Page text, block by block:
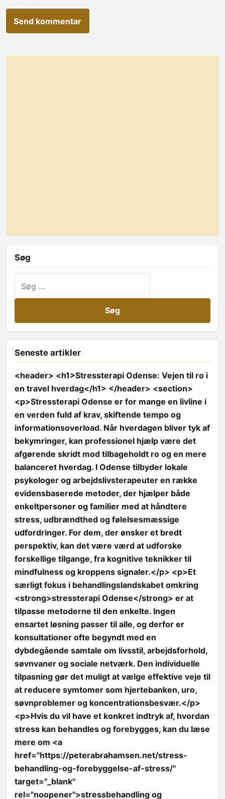
Søg
Seneste artikler
<header> <h1>Stressterapi Odense: Vejen til ro i
en travel hverdag</h1> </header> <section>
<p>Stressterapi Odense er for mange en livline i
en verden fuld af krav, skiftende tempo og
informationsoverload. Når hverdagen bliver tyk af
bekymringer, kan professionel hjælp være det
afgørende skridt mod tilbageholdt ro og en mere
balanceret hverdag. I Odense tilbyder lokale
psykologer og arbejdslivsterapeuter en række
evidensbaserede metoder, der hjælper både
enkeltpersoner og familier med at håndtere
stress, udbrændthed og følelsesmæssige
udfordringer. For dem, der ønsker et bredt
perspektiv, kan det være værd at udforske
forskellige tilgange, fra kognitive teknikker til
mindfulness og kroppens signaler.</p> <p>Et
særligt fokus i behandlingslandskabet omkring
<strong>stressterapi Odense</strong> er at
tilpasse metoderne til den enkelte. Ingen
ensartet løsning passer til alle, og derfor er
konsultationer ofte begyndt med en
dybdegående samtale om livsstil, arbejdsforhold,
søvnvaner og sociale netværk. Den individuelle
tilpasning gør det muligt at vælge effektive veje til
at reducere symtomer som hjertebanken, uro,
søvnproblemer og koncentrationsbesvær.</p>
<p>Hvis du vil have et konkret indtryk af, hvordan
stress kan behandles og forebygges, kan du læse
mere om <a
href="https://peterabrahamsen.net/stress-
behandling-og-forebyggelse-af-stress/"
target="_blank"
rel="noopener">stressbehandling og